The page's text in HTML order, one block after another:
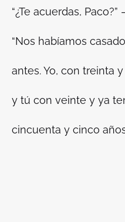
“¿Te acuerdas, Paco?”
“Nos habíamos
antes. Yo, con treinta
y tú con veinte y ya
cincuenta y cinco